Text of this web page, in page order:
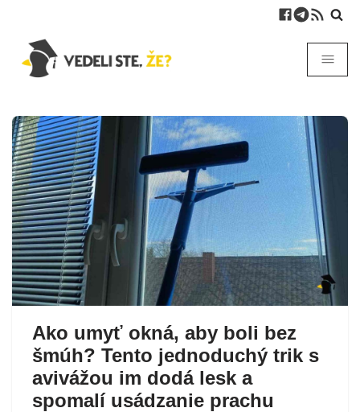
Ako umyť okná, aby boli bez
šmúh? Tento jednoduchý trik s
avivážou im dodá lesk a
spomalí usádzanie prachu